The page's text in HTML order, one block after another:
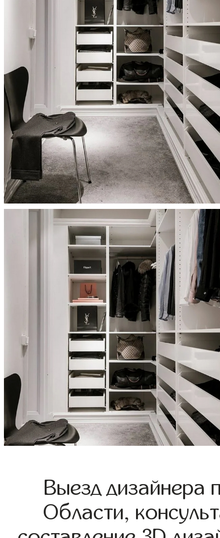
Выезд дизайнера
Области,